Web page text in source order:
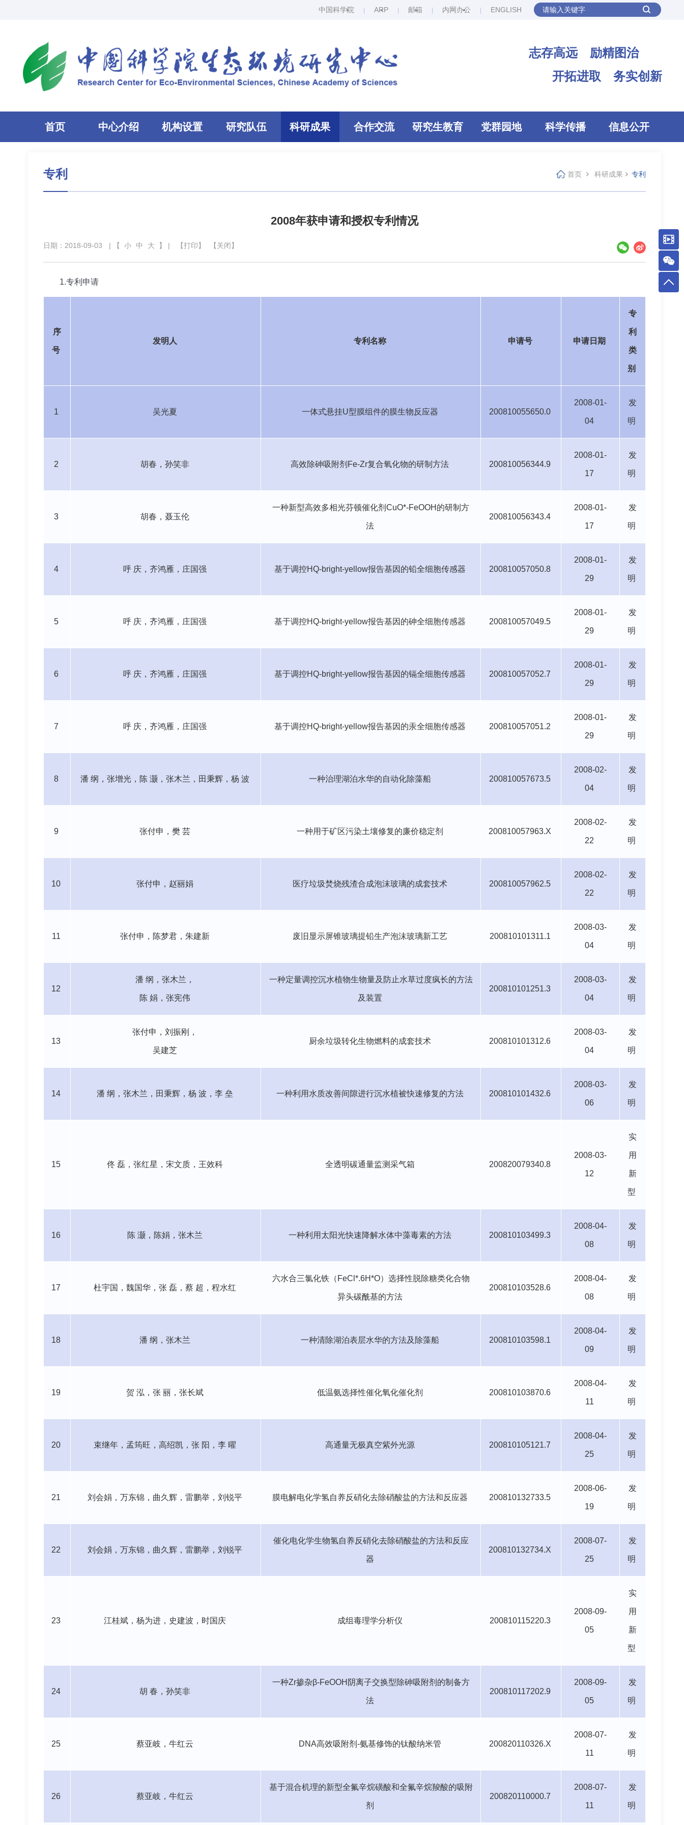
中国科学院 ARP 邮箱 内网办公 ENGLISH
志存高远 励精图治
开拓进取 务实创新
首页 中心介绍 机构设置 研究队伍 科研成果 合作交流 研究生教育 党群园地 科学传播 信息公开
专利 首页 科研成果 专利
2008年获申请和授权专利情况
日期：2018-09-03 | 【 小 中 大 】 | 【打印】 【关闭】
1.专利申请
序
号
发明人 专利名称 申请号 申请日期
专
利
类
别
1 吴光夏 一体式悬挂U型膜组件的膜生物反应器 200810055650.0
2008-01-
04
发
明
2 胡春，孙笑非 高效除砷吸附剂 Fe-Zr复合氧化物的研制方法 200810056344.9
2008-01-
17
发
明
3 胡春，聂玉伦
一种新型高效多相光芬顿催化剂 CuO*-FeOOH 的研制方
法
200810056343.4
2008-01-
17
发
明
4 呼 庆，齐鸿雁，庄国强 基于调控HQ-bright-yellow报告基因的铅全细胞传感器 200810057050.8
2008-01-
29
发
明
5 呼 庆，齐鸿雁，庄国强 基于调控HQ-bright-yellow报告基因的砷全细胞传感器 200810057049.5
2008-01-
29
发
明
6 呼 庆，齐鸿雁，庄国强 基于调控HQ-bright-yellow报告基因的镉全细胞传感器 200810057052.7
2008-01-
29
发
明
7 呼 庆，齐鸿雁，庄国强 基于调控HQ-bright-yellow报告基因的汞全细胞传感器 200810057051.2
2008-01-
29
发
明
8 潘 纲，张增光，陈 灏，张木兰，田秉辉，杨 波 一种治理湖泊水华的自动化除藻船 200810057673.5
2008-02-
04
发
明
9 张付申，樊 芸 一种用于矿区污染土壤修复的廉价稳定剂 200810057963.X
2008-02-
22
发
明
10 张付申，赵丽娟 医疗垃圾焚烧残渣合成泡沫玻璃的成套技术 200810057962.5
2008-02-
22
发
明
11 张付申，陈梦君，朱建新 废旧显示屏锥玻璃提铅生产泡沫玻璃新工艺 200810101311.1
2008-03-
04
发
明
12
潘 纲，张木兰，
陈 娟，张宪伟
一种定量调控沉水植物生物量及防止水草过度疯长的方法
及装置
200810101251.3
2008-03-
04
发
明
13
张付申，刘振刚，
吴建芝
厨余垃圾转化生物燃料的成套技术 200810101312.6
2008-03-
04
发
明
14 潘 纲，张木兰，田秉辉，杨 波，李 垒 一种利用水质改善间隙进行沉水植被快速修复的方法 200810101432.6
2008-03-
06
发
明
15 佟 磊，张红星，宋文质，王效科 全透明碳通量监测采气箱 200820079340.8
2008-03-
12
实
用
新
型
16 陈 灏，陈娟，张木兰 一种利用太阳光快速降解水体中藻毒素的方法 200810103499.3
2008-04-
08
发
明
17 杜宇国，魏国华，张 磊，蔡 超，程水红
六水合三氯化铁（ FeCl*.6H*O）选择性脱除糖类化合物
异头碳酰基的方法
200810103528.6
2008-04-
08
发
明
18 潘 纲，张木兰 一种清除湖泊表层水华的方法及除藻船 200810103598.1
2008-04-
09
发
明
19 贺 泓，张 丽，张长斌 低温氨选择性催化氧化催化剂 200810103870.6
2008-04-
11
发
明
20 束继年，孟筠旺，高绍凯，张 阳，李 曜 高通量无极真空紫外光源 200810105121.7
2008-04-
25
发
明
21 刘会娟，万东锦，曲久辉，雷鹏举，刘锐平 膜电解电化学氢自养反硝化去除硝酸盐的方法和反应器 200810132733.5
2008-06-
19
发
明
22 刘会娟，万东锦，曲久辉，雷鹏举，刘锐平
催化电化学生物氢自养反硝化去除硝酸盐的方法和反应
器
200810132734.X
2008-07-
25
发
明
23 江桂斌，杨为进，史建波，时国庆 成组毒理学分析仪 200810115220.3
2008-09-
05
实
用
新
型
24 胡 春，孙笑非
一种Zr掺杂β-FeOOH 阴离子交换型除砷吸附剂的制备方
法
200810117202.9
2008-09-
05
发
明
25 蔡亚岐，牛红云 DNA高效吸附剂 -氨基修饰的钛酸纳米管 200820110326.X
2008-07-
11
发
明
26 蔡亚岐，牛红云
基于混合机理的新型全氟辛烷磺酸和全氟辛烷羧酸的吸附
剂
200820110000.7
2008-07-
11
发
明